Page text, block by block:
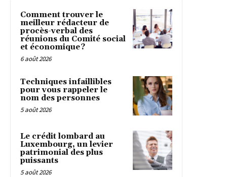
Comment trouver le
meilleur rédacteur de
procès-verbal des
réunions du Comité social
et économique ?
6 août 2026
Techniques infaillibles
pour vous rappeler le
nom des personnes
5 août 2026
Le crédit lombard au
Luxembourg, un levier
patrimonial des plus
puissants
5 août 2026